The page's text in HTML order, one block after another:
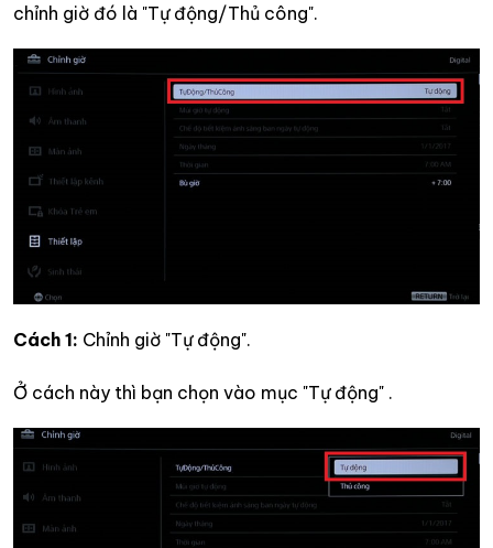
chỉnh giờ đó là "Tự động/Thủ công".
Cách 1: Chỉnh giờ "Tự động".
Ở cách này thì bạn chọn vào mục "Tự động" .